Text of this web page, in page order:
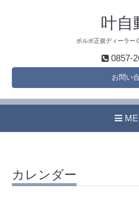
叶自
ボルボ正規ディーラー
0857-
お問い
カレンダー